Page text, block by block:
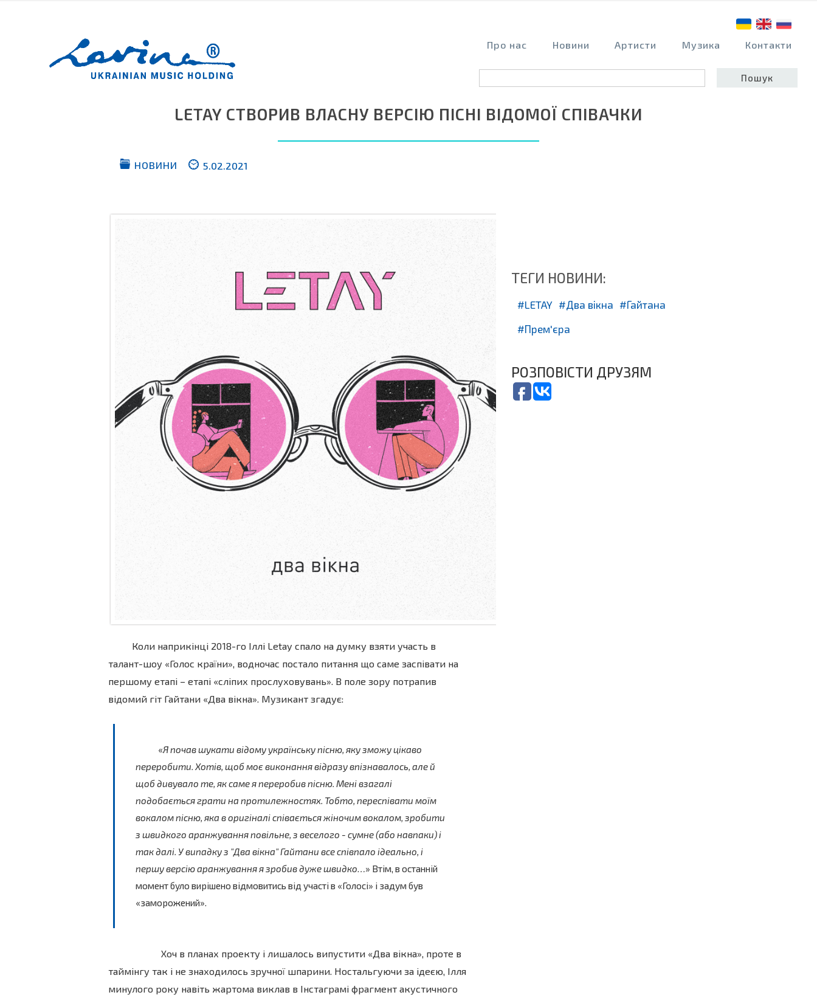
Про нас Новини Артисти Музика Контакти
LETAY СТВОРИВ ВЛАСНУ ВЕРСІЮ ПІСНІ ВІДОМОЇ СПІВАЧКИ
НОВИНИ 5.02.2021
Коли наприкінці 2018-го Іллі Letay спало на думку взяти участь в
талант-шоу «Голос країни», водночас постало питання що саме заспівати на
першому етапі – етапі «сліпих прослуховувань». В поле зору потрапив
відомий гіт Гайтани «Два вікна». Музикант згадує:
«Я почав шукати відому українську пісню, яку зможу цікаво
переробити. Хотів, щоб моє виконання відразу впізнавалось, але й
щоб дивувало те, як саме я переробив пісню. Мені взагалі
подобається грати на протилежностях. Тобто, переспівати моїм
вокалом пісню, яка в оригіналі співається жіночим вокалом, зробити
з швидкого аранжування повільне, з веселого - сумне (або навпаки) і
так далі. У випадку з "Два вікна" Гайтани все співпало ідеально, і
першу версію аранжування я зробив дуже швидко…» Втім, в останній
момент було вирішено відмовитись від участі в «Голосі» і задум був
«заморожений».
Хоч в планах проекту і лишалось випустити «Два вікна», проте в
таймінгу так і не знаходилось зручної шпарини. Ностальгуючи за ідеєю, Ілля
минулого року навіть жартома виклав в Інстаграмі фрагмент акустичного
ТЕГИ НОВИНИ:
LETAY Два вікна
Гайтана
Прем'єра
РОЗПОВІСТИ ДРУЗЯМ